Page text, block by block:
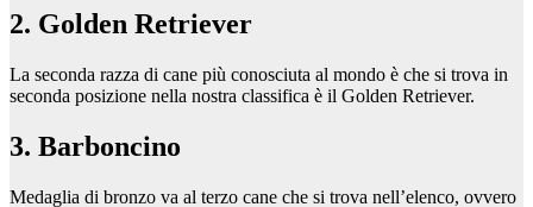
2. Golden Retriever
La seconda razza di cane più conosciuta al mondo è che si trova in
seconda posizione nella nostra classifica è il Golden Retriever.
3. Barboncino
Medaglia di bronzo va al terzo cane che si trova nell’elenco, ovvero